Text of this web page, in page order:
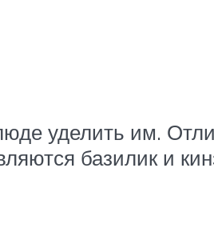
уделить им.
базилик и